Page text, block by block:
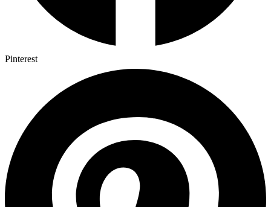
Pinterest